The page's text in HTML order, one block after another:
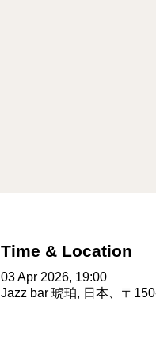
Time & Location
03 Apr 2026, 19:00
Jazz bar 琥珀, 日本、〒